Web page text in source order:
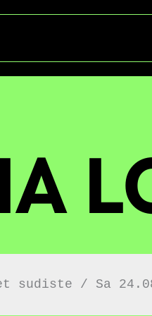
sudiste / Sa